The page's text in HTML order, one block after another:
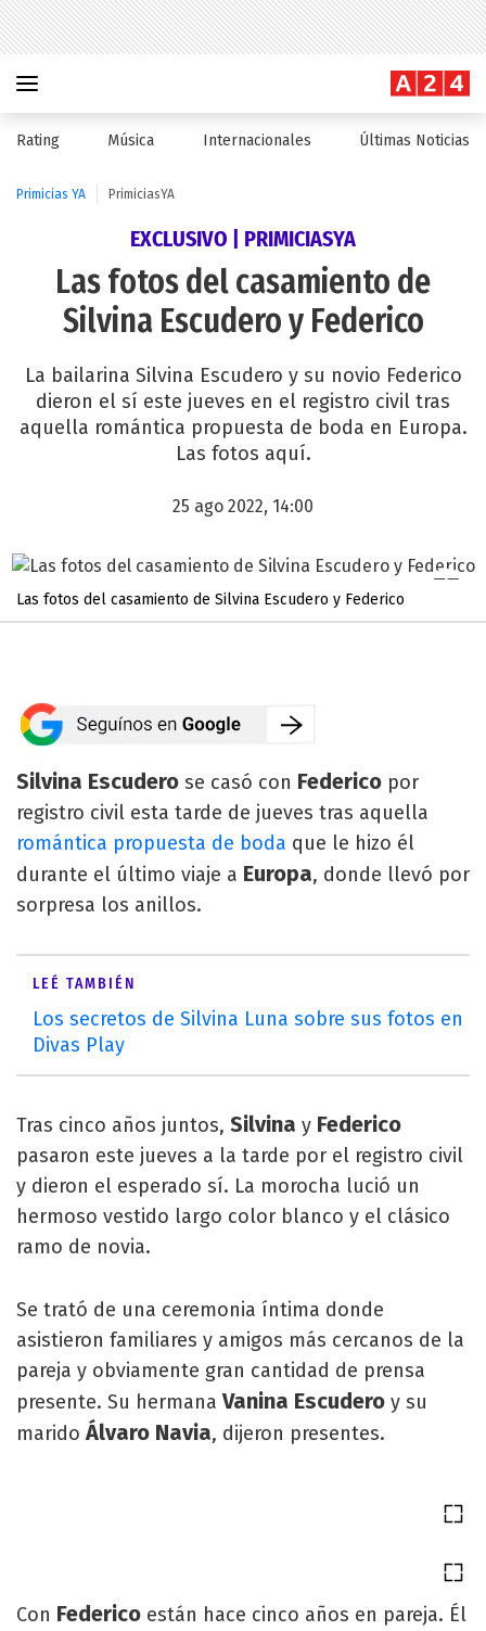
Rating Música Internacionales Últimas Noticias
Primicias YA PrimiciasYA
EXCLUSIVO | PRIMICIASYA
Las fotos del casamiento de
Silvina Escudero y Federico
La bailarina Silvina Escudero y su novio Federico
dieron el sí este jueves en el registro civil tras
aquella romántica propuesta de boda en Europa.
Las fotos aquí.
25 ago 2022, 14:00
Las fotos del casamiento de Silvina Escudero y Federico
Silvina Escudero se casó con Federico por
registro civil esta tarde de jueves tras aquella
romántica propuesta de boda que le hizo él
durante el último viaje a Europa, donde llevó por
sorpresa los anillos.
LEÉ TAMBIÉN
Los secretos de Silvina Luna sobre sus fotos en
Divas Play
Tras cinco años juntos, Silvina y Federico
pasaron este jueves a la tarde por el registro civil
y dieron el esperado sí. La morocha lució un
hermoso vestido largo color blanco y el clásico
ramo de novia.
Se trató de una ceremonia íntima donde
asistieron familiares y amigos más cercanos de la
pareja y obviamente gran cantidad de prensa
presente. Su hermanaVanina Escudero y su
maridoÁlvaro Navia, dijeron presentes.
Con Federico están hace cinco años en pareja. Él